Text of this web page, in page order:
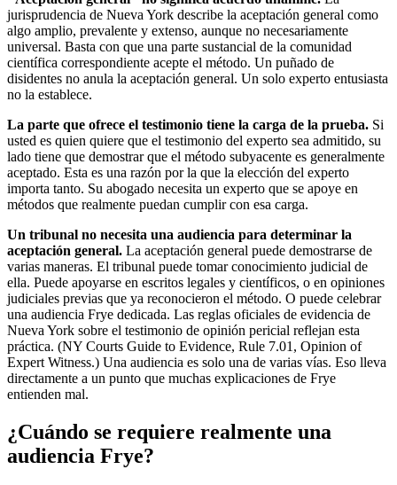
jurisprudencia de Nueva York describe la aceptación general como
algo amplio, prevalente y extenso, aunque no necesariamente
universal. Basta con que una parte sustancial de la comunidad
científica correspondiente acepte el método. Un puñado de
disidentes no anula la aceptación general. Un solo experto entusiasta
no la establece.
La parte que ofrece el testimonio tiene la carga de la prueba. Si
usted es quien quiere que el testimonio del experto sea admitido, su
lado tiene que demostrar que el método subyacente es generalmente
aceptado. Esta es una razón por la que la elección del experto
importa tanto. Su abogado necesita un experto que se apoye en
métodos que realmente puedan cumplir con esa carga.
Un tribunal no necesita una audiencia para determinar la
aceptación general. La aceptación general puede demostrarse de
varias maneras. El tribunal puede tomar conocimiento judicial de
ella. Puede apoyarse en escritos legales y científicos, o en opiniones
judiciales previas que ya reconocieron el método. O puede celebrar
una audiencia Frye dedicada. Las reglas oficiales de evidencia de
Nueva York sobre el testimonio de opinión pericial reflejan esta
práctica. (NY Courts Guide to Evidence, Rule 7.01, Opinion of
Expert Witness.) Una audiencia es solo una de varias vías. Eso lleva
directamente a un punto que muchas explicaciones de Frye
entienden mal.
¿Cuándo se requiere realmente una
audiencia Frye?